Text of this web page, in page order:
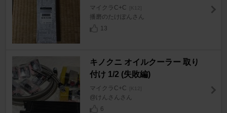
マイクラC+C [K12]
播磨のたけぽんさん
13
キノクニ オイルクーラー 取り
付け 1/2 (失敗編)
マイクラC+C [K12]
@けんさんさん
6